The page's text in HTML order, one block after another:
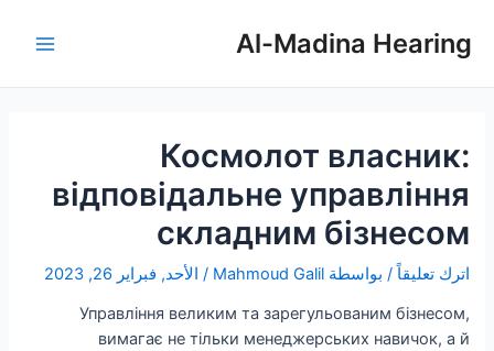
المحتوى
Al-Madina Hearing
Космолот власник:
відповідальне управління
складним бізнесом
اترك تعليقاً / بواسطة Mahmoud Galil
/ الأحد, فبراير 26, 2023
Управління великим та зарегульованим бізнесом,
вимагає не тільки менеджерських навичок, а й
المقالات